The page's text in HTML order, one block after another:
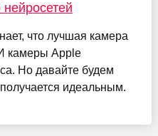
что лучшая камера
И камеры Apple
Но давайте будем
идеальным.